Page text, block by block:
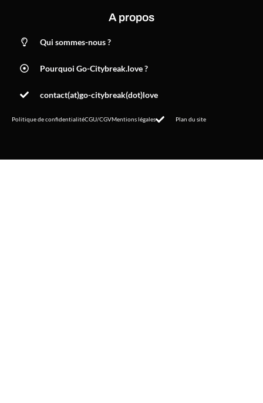
A propos
Qui sommes-nous ?
Pourquoi Go-Citybreak.love ?
contact(at)go-citybreak(dot)love
Politique de confidentialitéCGU/CGVMentions légales Plan du site